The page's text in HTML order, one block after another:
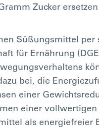
Zucker
Süßungsmittel per
für Ernährung
bei, die
einer
einer
als energiefreier